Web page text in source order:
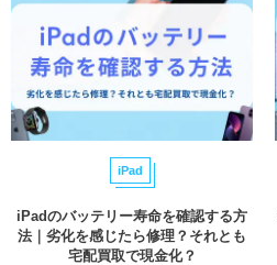
iPad
iPadのバッテリー寿命を確認する方
法｜劣化を感じたら修理？それとも
宅配買取で現金化？